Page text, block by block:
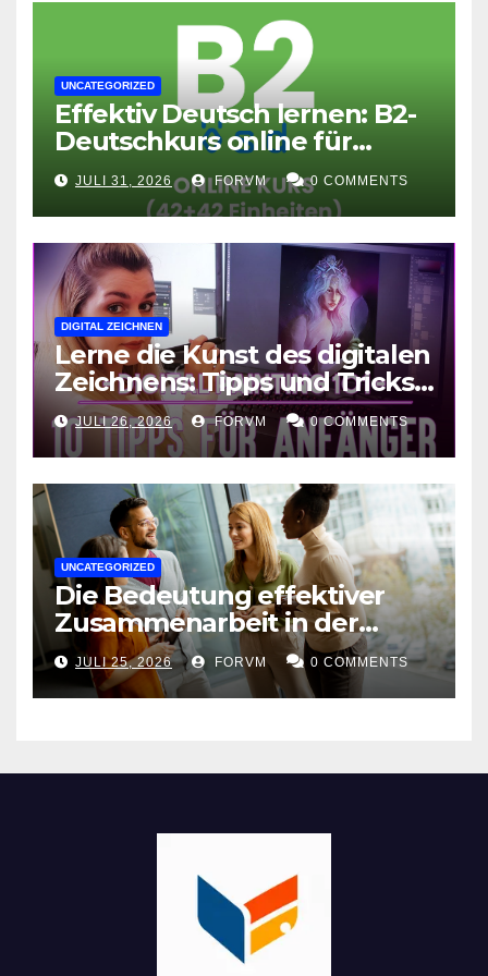
UNCATEGORIZED
Effektiv Deutsch lernen: B2-
Deutschkurs online für
Fortgeschrittene
JULI 31, 2026 FORVM 0 COMMENTS
DIGITAL ZEICHNEN
Lerne die Kunst des digitalen
Zeichnens: Tipps und Tricks
für kreative Ausdruckskunst
JULI 26, 2026 FORVM 0 COMMENTS
UNCATEGORIZED
Die Bedeutung effektiver
Zusammenarbeit in der
Arbeitswelt
JULI 25, 2026 FORVM 0 COMMENTS